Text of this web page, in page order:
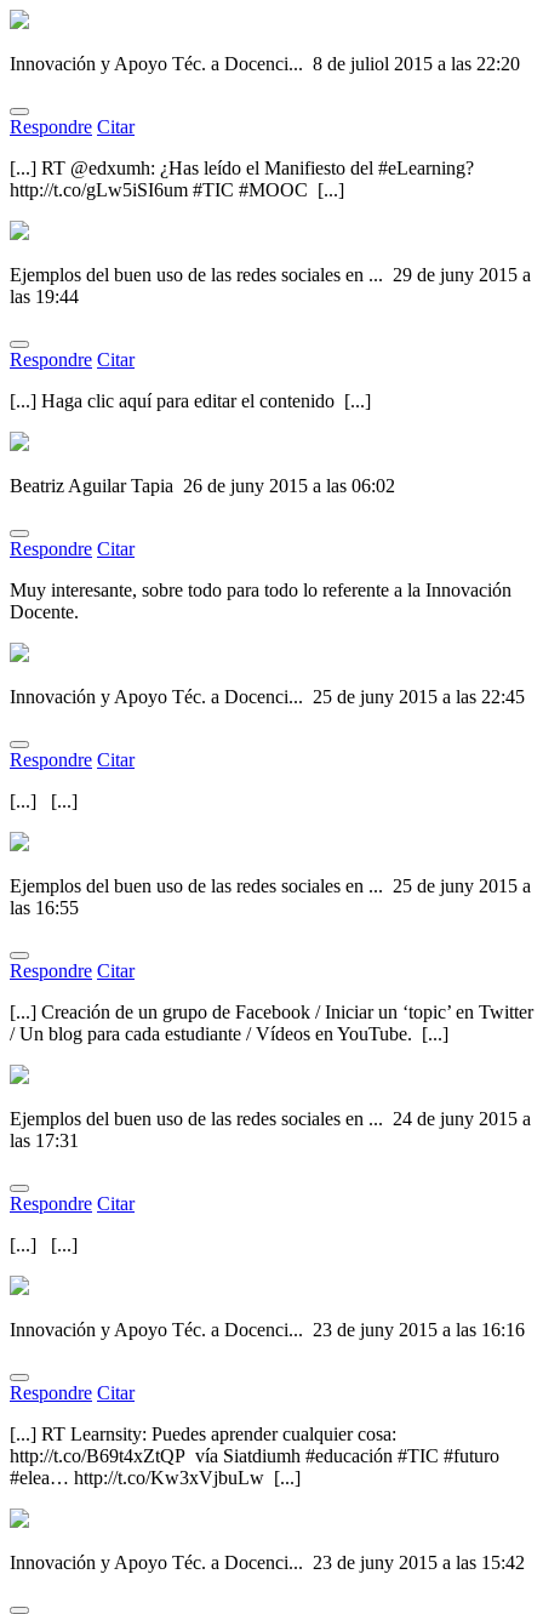
Innovación y Apoyo Téc. a Docenci... 8 de juliol 2015 a las 22:20
Respondre Citar
[...] RT @edxumh: ¿Has leído el Manifiesto del #eLearning?
http://t.co/gLw5iSI6um #TIC #MOOC [...]
Ejemplos del buen uso de las redes sociales en ... 29 de juny 2015 a
las 19:44
Respondre Citar
[...] Haga clic aquí para editar el contenido [...]
Beatriz Aguilar Tapia 26 de juny 2015 a las 06:02
Respondre Citar
Muy interesante, sobre todo para todo lo referente a la Innovación
Docente.
Innovación y Apoyo Téc. a Docenci... 25 de juny 2015 a las 22:45
Respondre Citar
[...] [...]
Ejemplos del buen uso de las redes sociales en ... 25 de juny 2015 a
las 16:55
Respondre Citar
[...] Creación de un grupo de Facebook / Iniciar un ‘topic’ en Twitter
/ Un blog para cada estudiante / Vídeos en YouTube. [...]
Ejemplos del buen uso de las redes sociales en ... 24 de juny 2015 a
las 17:31
Respondre Citar
[...] [...]
Innovación y Apoyo Téc. a Docenci... 23 de juny 2015 a las 16:16
Respondre Citar
[...] RT Learnsity: Puedes aprender cualquier cosa:
http://t.co/B69t4xZtQP vía Siatdiumh #educación #TIC #futuro
#elea… http://t.co/Kw3xVjbuLw [...]
Innovación y Apoyo Téc. a Docenci... 23 de juny 2015 a las 15:42